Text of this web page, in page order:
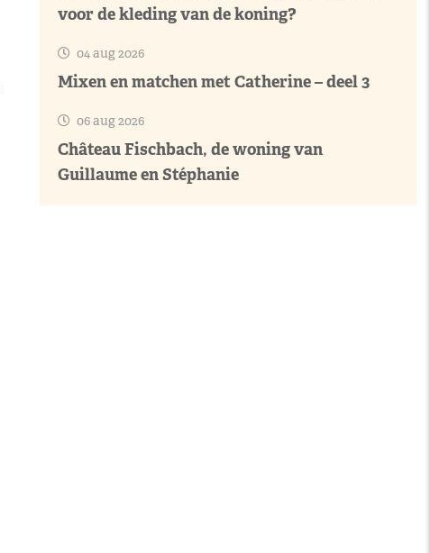
voor de kleding van de koning?
04 aug 2026
Mixen en matchen met Catherine – deel 3
06 aug 2026
Château Fischbach, de woning van
Guillaume en Stéphanie